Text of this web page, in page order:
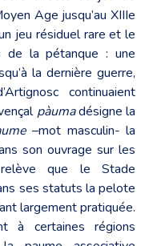
Age jusqu’au XIIIe
jeu résiduel rare et le
de la pétanque : une
la dernière guerre,
continuaient
pàumadésigne la
–mot masculin- la
son ouvrage sur les
que le Stade
ses statuts la pelote
largement pratiquée.
à certaines régions